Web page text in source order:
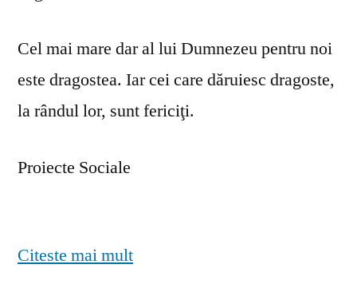
Cel mai mare dar al lui Dumnezeu pentru noi
este dragostea. Iar cei care dăruiesc dragoste,
la rândul lor, sunt fericiţi.
Proiecte Sociale
Citeste mai mult